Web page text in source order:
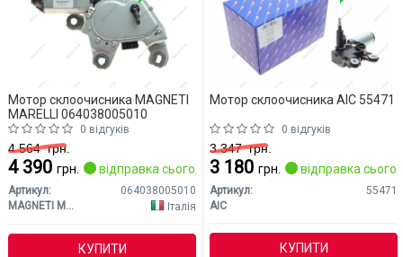
Мотор склоочисника MAGNETI
MARELLI 064038005010
0 відгуків
4 564грн.
4 390 грн. відправка сьогодні
Артикул:
064038005010
MAGNETI MARELLI
Італія
КУПИТИ
Мотор склоочисника AIC 55471
0 відгуків
3 347грн.
3 180 грн. відправка
Артикул:
55471
AIC
КУПИТИ